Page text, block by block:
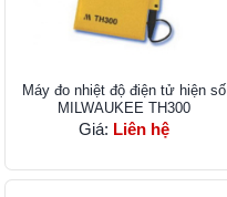
Máy đo nhiệt độ điện tử hiện số
MILWAUKEE TH300
Giá: Liên hệ